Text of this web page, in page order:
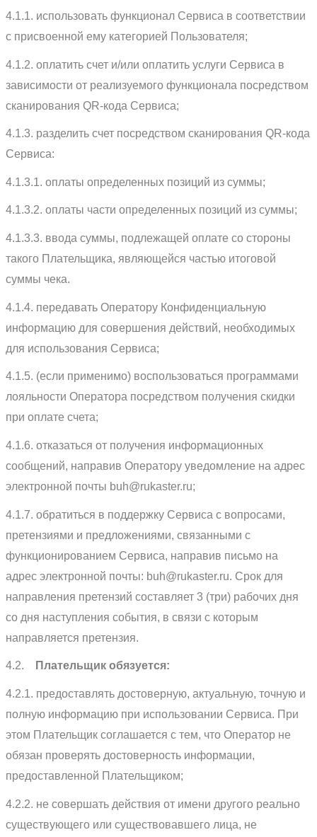
4.1.1. использовать функционал Сервиса в соответствии
с присвоенной ему категорией Пользователя;
4.1.2. оплатить счет и/или оплатить услуги Сервиса в
зависимости от реализуемого функционала посредством
сканирования QR-кода Сервиса;
4.1.3. разделить счет посредством сканирования QR-кода
Сервиса:
4.1.3.1. оплаты определенных позиций из суммы;
4.1.3.2. оплаты части определенных позиций из суммы;
4.1.3.3. ввода суммы, подлежащей оплате со стороны
такого Плательщика, являющейся частью итоговой
суммы чека.
4.1.4. передавать Оператору Конфиденциальную
информацию для совершения действий, необходимых
для использования Сервиса;
4.1.5. (если применимо) воспользоваться программами
лояльности Оператора посредством получения скидки
при оплате счета;
4.1.6. отказаться от получения информационных
сообщений, направив Оператору уведомление на адрес
электронной почты buh@rukaster.ru;
4.1.7. обратиться в поддержку Сервиса с вопросами,
претензиями и предложениями, связанными с
функционированием Сервиса, направив письмо на
адрес электронной почты: buh@rukaster.ru. Срок для
направления претензий составляет 3 (три) рабочих дня
со дня наступления события, в связи с которым
направляется претензия.
4.2. Плательщик обязуется:
4.2.1. предоставлять достоверную, актуальную, точную и
полную информацию при использовании Сервиса. При
этом Плательщик соглашается с тем, что Оператор не
обязан проверять достоверность информации,
предоставленной Плательщиком;
4.2.2. не совершать действия от имени другого реально
существующего или существовавшего лица, не